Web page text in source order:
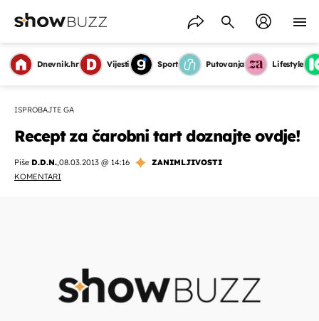
Dnevnik.hr Vijesti Sport Putovanja Lifestyle
ISPROBAJTE GA
Recept za čarobni tart doznajte ovdje!
Piše D.D.N.,08.03.2013 @ 14:16
ZANIMLJIVOSTI
KOMENTARI
OMOGUĆI OBAVIJESTI